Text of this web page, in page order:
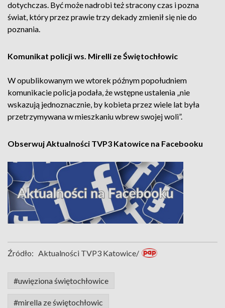
dotychczas. Być może nadrobi też stracony czas i pozna
świat, który przez prawie trzy dekady zmienił się nie do
poznania.
Komunikat policji ws. Mirelli ze Świętochłowic
W opublikowanym we wtorek późnym popołudniem
komunikacie policja podała, że wstępne ustalenia „nie
wskazują jednoznacznie, by kobieta przez wiele lat była
przetrzymywana w mieszkaniu wbrew swojej woli”.
Obserwuj Aktualności TVP3 Katowice na Facebooku
Źródło: Aktualności TVP3 Katowice/
#uwięziona świętochłowice
#mirella ze świętochłowic